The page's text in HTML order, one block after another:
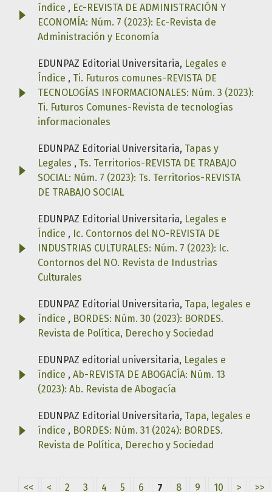
índice , Ec-REVISTA DE ADMINISTRACIÓN Y
ECONOMÍA: Núm. 7 (2023): Ec-Revista de
Administración y Economía
EDUNPAZ Editorial Universitaria, Legales e
Índice , Ti. Futuros comunes-REVISTA DE
TECNOLOGÍAS INFORMACIONALES: Núm. 3 (2023):
Ti. Futuros Comunes-Revista de tecnologías
informacionales
EDUNPAZ Editorial Universitaria, Tapas y
Legales , Ts. Territorios-REVISTA DE TRABAJO
SOCIAL: Núm. 7 (2023): Ts. Territorios-REVISTA
DE TRABAJO SOCIAL
EDUNPAZ Editorial Universitaria, Legales e
Índice , Ic. Contornos del NO-REVISTA DE
INDUSTRIAS CULTURALES: Núm. 7 (2023): Ic.
Contornos del NO. Revista de Industrias
Culturales
EDUNPAZ Editorial Universitaria, Tapa, legales e
índice , BORDES: Núm. 30 (2023): BORDES.
Revista de Política, Derecho y Sociedad
EDUNPAZ editorial universitaria, Legales e
índice , Ab-REVISTA DE ABOGACÍA: Núm. 13
(2023): Ab. Revista de Abogacía
EDUNPAZ Editorial Universitaria, Tapa, legales e
índice , BORDES: Núm. 31 (2024): BORDES.
Revista de Política, Derecho y Sociedad
<< < 2 3 4 5 6 7 8 9 10 > >>